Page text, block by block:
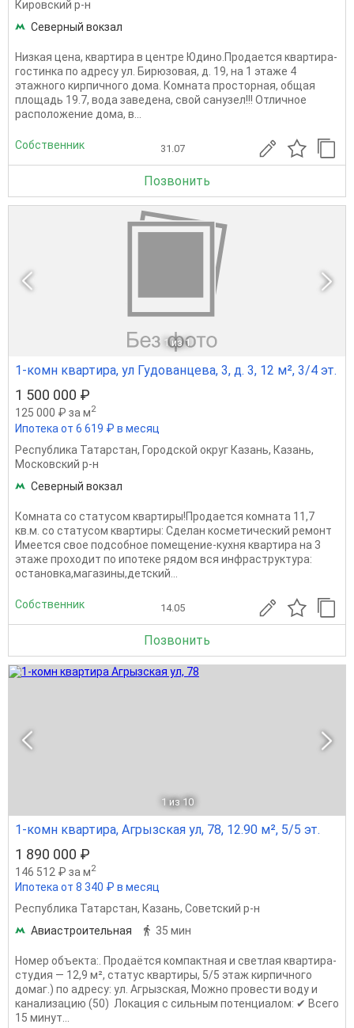
Кировский р-н
Северный вокзал
Низкая цена, квартира в центре Юдино.Продается квартира-
гостинка по адресу ул. Бирюзовая, д. 19, на 1 этаже 4
этажного кирпичного дома. Комната просторная, общая
площадь 19.7, вода заведена, свой санузел!!! Отличное
расположение дома, в...
Собственник 31.07
Позвонить
1 из 1
1-комн квартира, ул Гудованцева, 3, д. 3, 12 м², 3/4 эт.
1 500 000 ₽
125 000 ₽ за м2
Ипотека от 6 619 ₽ в месяц
Республика Татарстан, Городской округ Казань, Казань,
Московский р-н
Северный вокзал
Комната со статусом квартиры!Продается комната 11,7
кв.м. со статусом квартиры: Сделан косметический ремонт
Имеется свое подсобное помещение-кухня квартира на 3
этаже проходит по ипотеке рядом вся инфраструктура:
остановка,магазины,детский...
Собственник 14.05
Позвонить
1 из 10
1-комн квартира, Агрызская ул, 78, 12.90 м², 5/5 эт.
1 890 000 ₽
146 512 ₽ за м2
Ипотека от 8 340 ₽ в месяц
Республика Татарстан, Казань, Советский р-н
Авиастроительная
35 мин
Номер объекта:. Продаётся компактная и светлая квартира-
студия — 12,9 м², статус квартиры, 5/5 этаж кирпичного
домаг.) по адресу: ул. Агрызская, Можно провести воду и
канализацию (50) Локация с сильным потенциалом: ✔ Всего
15 минут...